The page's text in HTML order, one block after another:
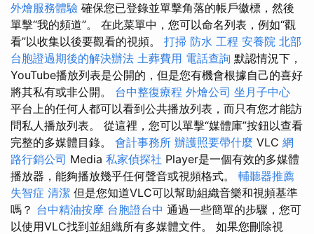
外燴服務體驗 確保您已登錄並單擊角落的帳戶徽標，然後
單擊“我的頻道”。 在此菜單中，您可以命名列表，例如“觀
看”以收集以後要觀看的視頻。 打掃 防水 工程 安養院 北部
台胞證過期後的解決辦法 土葬費用 電話查詢 默認情況下，
YouTube播放列表是公開的，但是您有機會根據自己的喜好
將其私有或非公開。 台中整復療程 外燴公司 坐月子中心
平台上的任何人都可以看到公共播放列表，而只有您才能訪
問私人播放列表。 從這裡，您可以單擊“媒體庫”按鈕以查看
完整的多媒體目錄。 會計事務所 辦護照要帶什麼 VLC 網
路行銷公司 Media 私家偵探社 Player是一個有效的多媒體
播放器，能夠播放幾乎任何聲音或視頻格式。 輔聽器推薦
失智症 清潔 但是您知道VLC可以幫助組織音樂和視頻基準
嗎？ 台中精油按摩 台胞證台中 通過一些簡單的步驟，您可
以使用VLC找到並組織所有多媒體文件。 如果您刪除視